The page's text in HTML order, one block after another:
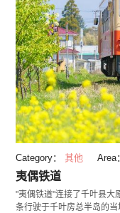
Category： 其他 Area：
夷偶铁道
"夷偶铁道"连接了千叶县大
条行驶于千叶房总半岛的